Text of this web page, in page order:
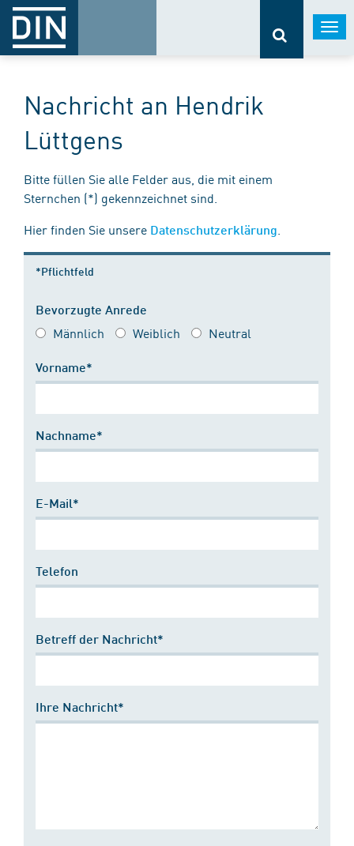
Nachricht an Hendrik
Lüttgens
Bitte füllen Sie alle Felder aus, die mit einem
Sternchen (*) gekennzeichnet sind.
Hier finden Sie unsere Datenschutzerklärung
*Pflichtfeld
Bevorzugte Anrede
Männlich Weiblich Neutral
Vorname*
Nachname*
E-Mail*
Telefon
Betreff der Nachricht*
Ihre Nachricht*